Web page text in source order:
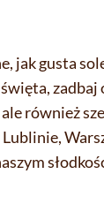
jak gusta
zadbaj
ale również